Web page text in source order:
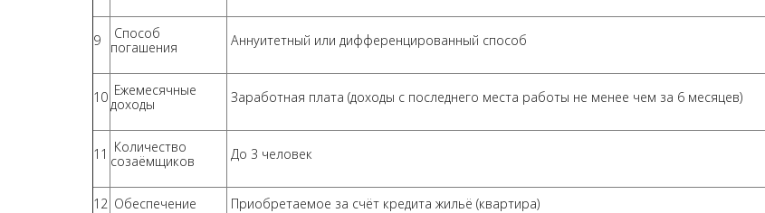
9
Способ
погашения
Аннуитетный или дифференцированный способ
10 Ежемесячные
доходы
Заработная плата (доходы с последнего места работы не менее чем за 6 месяцев)
11 Количество
созаёмщиков
До 3 человек
12 Обеспечение Приобретаемое за счёт кредита жильё (квартира)